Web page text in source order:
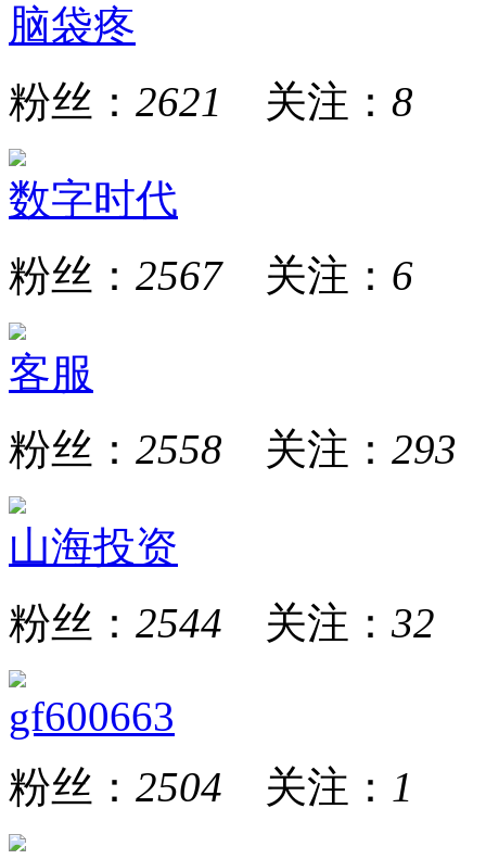
脑袋疼
粉丝： 2621 关注： 8
数字时代
粉丝： 2567关注： 6
客服
粉丝： 2558 关注： 293
山海投资
粉丝： 2544 关注： 32
gf600663
粉丝： 2504 关注： 1